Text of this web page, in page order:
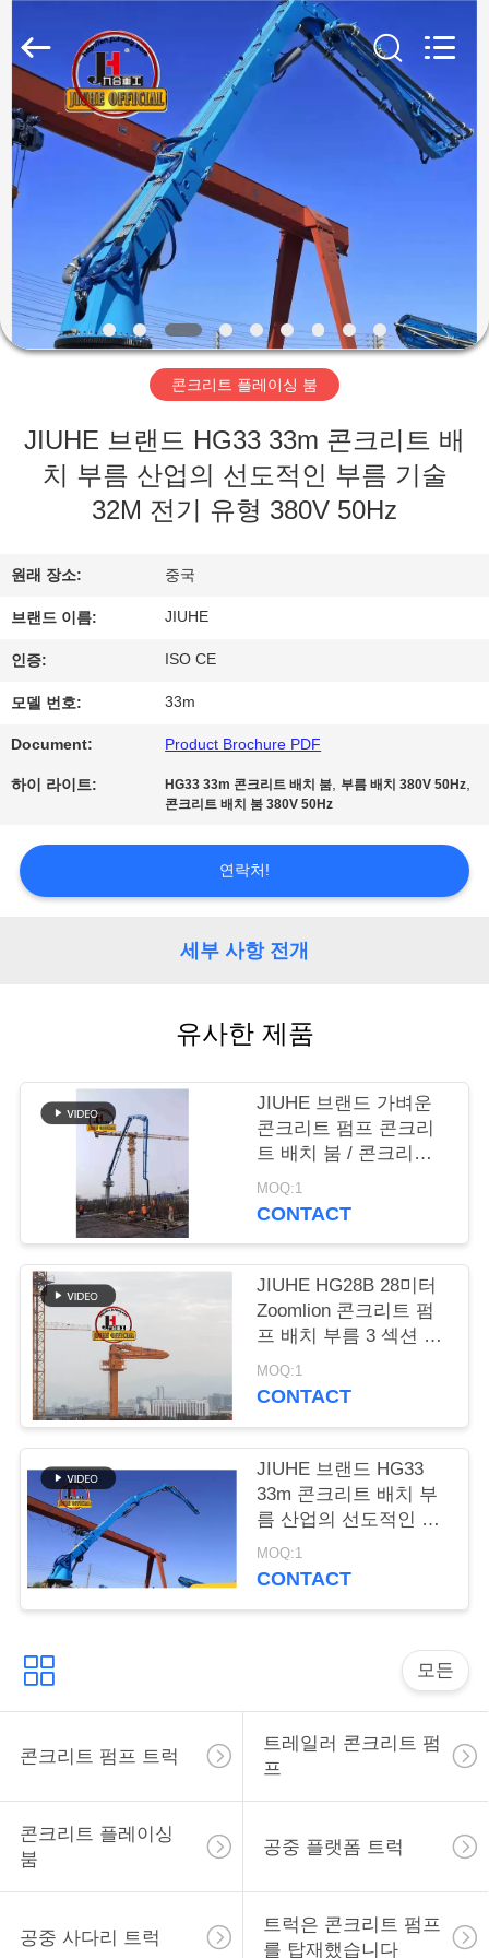
집
제
비
디
시
우
리
하
여
관
락
주
세
요
용
을
구
하
세
Qingdao
Jiuhe
Heavy
Machinery
Co.,
Ltd.
Rights
Reserved.
콘크리트 플레이싱 붐
JIUHE 브랜드 HG33 33m 콘크리트 배
치 부름 산업의 선도적인 부름 기술
32M 전기 유형 380V 50Hz
원래 장소: 중국
브랜드 이름: JIUHE
인증: ISO CE
모델 번호: 33m
Document: Product Brochure PDF
하이 라이트: HG33 33m 콘크리트 배치 붐, 부름 배치 380V 50Hz,
콘크리트 배치 붐 380V 50Hz
연락처!
세부 사항 전개
유사한 제품
JIUHE 브랜드 가벼운
콘크리트 펌프 콘크리
트 배치 붐 / 콘크리트
붐 배치
MOQ:1
CONTACT
JIUHE HG28B 28미터
Zoomlion 콘크리트 펌
프 배치 부름 3 섹션 부
름 콘크리트 부름 배치
MOQ:1
CONTACT
JIUHE 브랜드 HG33
33m 콘크리트 배치 부
름 산업의 선도적인 부
름 기술 32M 전기 유형
380V 50Hz
MOQ:1
CONTACT
모든
콘크리트 펌프 트럭
트레일러 콘크리트 펌
프
콘크리트 플레이싱
붐
공중 플랫폼 트럭
공중 사다리 트럭
트럭은 콘크리트 펌프
를 탑재했습니다